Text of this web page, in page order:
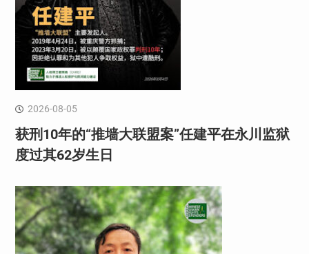
2026-08-05
获刑10年的“推墙大联盟案”任建平在永川监狱
度过其62岁生日